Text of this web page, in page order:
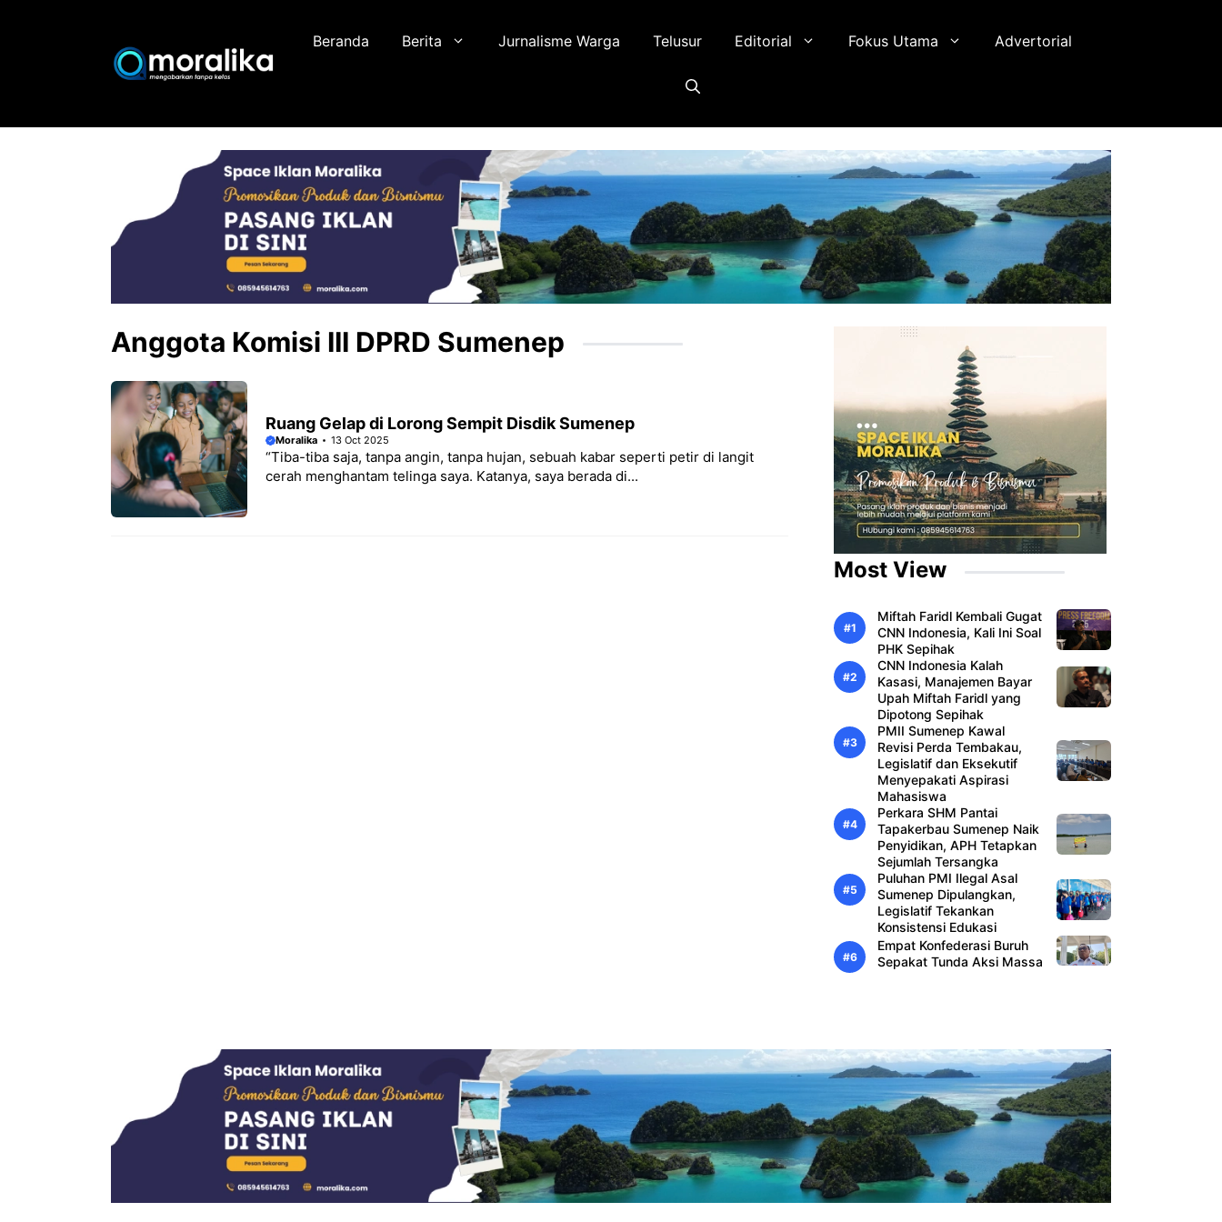
Beranda Berita Jurnalisme Warga Telusur Editorial Fokus Utama Advertorial
Anggota Komisi III DPRD Sumenep
Ruang Gelap di Lorong Sempit Disdik Sumenep
Moralika 13 Oct 2025
“Tiba-tiba saja, tanpa angin, tanpa hujan, sebuah kabar seperti petir di langit
cerah menghantam telinga saya. Katanya, saya berada di...
Most View
Miftah Faridl Kembali Gugat
CNN Indonesia, Kali Ini Soal
PHK Sepihak
CNN Indonesia Kalah
Kasasi, Manajemen Bayar
Upah Miftah Faridl yang
Dipotong Sepihak
PMII Sumenep Kawal
Revisi Perda Tembakau,
Legislatif dan Eksekutif
Menyepakati Aspirasi
Mahasiswa
Perkara SHM Pantai
Tapakerbau Sumenep Naik
Penyidikan, APH Tetapkan
Sejumlah Tersangka
Puluhan PMI Ilegal Asal
Sumenep Dipulangkan,
Legislatif Tekankan
Konsistensi Edukasi
Empat Konfederasi Buruh
Sepakat Tunda Aksi Massa